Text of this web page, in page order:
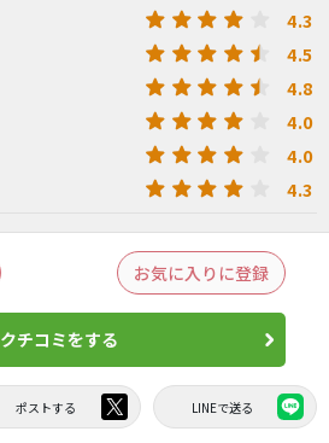
4.3
4.5
4.8
4.0
4.0
4.3
お気に入りに登録
クチコミをする
ポストする LINEで送る